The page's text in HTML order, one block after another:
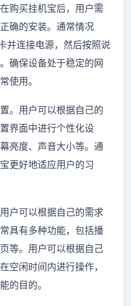
购买挂机宝后，用户需
确的安装。通常情况
并连接电源，然后按照说
确保设备处于稳定的网
使用。
。用户可以根据自己的
界面中进行个性化设
亮度、声音大小等。通
更好地适应用户的习
户可以根据自己的需求
具有多种功能，包括播
等。用户可以根据自己
空闲时间内进行操作，
的目的。